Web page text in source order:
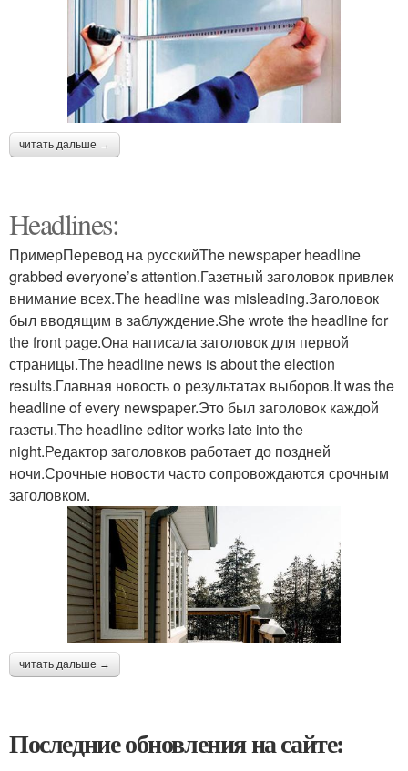
читать дальше →
Headlines:
ПримерПеревод на русскийThe newspaper headline
grabbed everyone’s attention.Газетный заголовок привлек
внимание всех.The headline was misleading.Заголовок
был вводящим в заблуждение.She wrote the headline for
the front page.Она написала заголовок для первой
страницы.The headline news is about the election
results.Главная новость о результатах выборов.It was the
headline of every newspaper.Это был заголовок каждой
газеты.The headline editor works late into the
night.Редактор заголовков работает до поздней
ночи.Срочные новости часто сопровождаются срочным
заголовком.
читать дальше →
Последние обновления на сайте: